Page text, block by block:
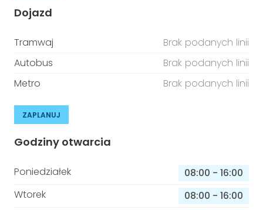
Dojazd
Tramwaj
Brak podanych linii
Autobus
Brak podanych linii
Metro
Brak podanych linii
ZAPLANUJ
Godziny otwarcia
Poniedziałek 08:00 - 16:00
Wtorek
08:00 - 16:00